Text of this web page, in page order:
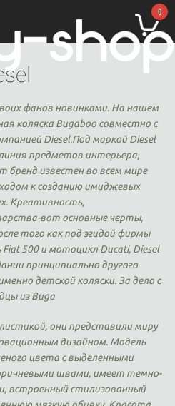
0
фанов новинками. На нашем
коляска Bugaboo совместно с
Diesel.Под маркой Diesel
предметов интерьера,
бренд известен во всем мире
к созданию имиджевых
Креативность,
вот основные черты,
того как под эгидой фирмы
500 и мотоцикл Ducati, Diesel
принципиально другого
детской коляски. За дело с
из Buga
они представили миру
дизайном. Модель
цвета с выделенными
швами, имеет темно-
встроенный стилизованный